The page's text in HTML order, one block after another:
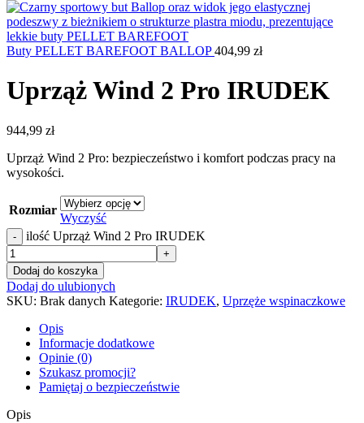
Buty PELLET BAREFOOT BALLOP404,99 zł
Uprząż Wind 2 Pro IRUDEK
944,99 zł
Uprząż Wind 2 Pro: bezpieczeństwo i komfort podczas pracy na
wysokości.
Rozmiar
Wyczyść
- ilość Uprząż Wind 2 Pro IRUDEK
+
Dodaj do koszyka
Dodaj do ulubionych
SKU: Brak danych Kategorie: IRUDEK, Uprzęże wspinaczkowe
Opis
Informacje dodatkowe
Opinie (0)
Szukasz promocji?
Pamiętaj o bezpieczeństwie
Opis